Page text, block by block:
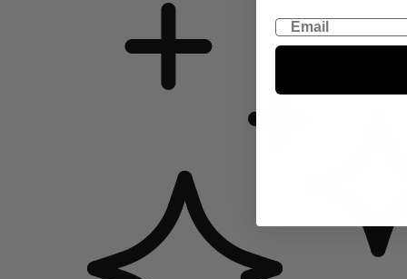
Email